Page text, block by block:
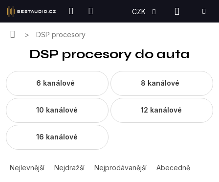
Přejít
obsah
CZK
KOŠÍK
DomůDSP procesory
DSP procesory do auta
6 kanálové 8 kanálové
10 kanálové 12 kanálové
16 kanálové
aNejlevnější Nejdražší Nejprodávanější Abecedně